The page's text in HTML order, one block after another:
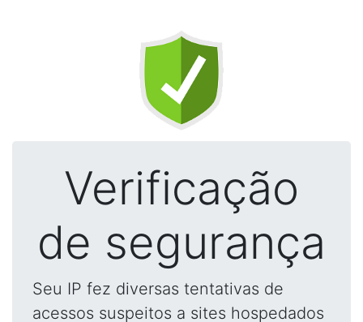
Verificação
de segurança
Seu IP fez diversas tentativas de
acessos suspeitos a sites hospedados